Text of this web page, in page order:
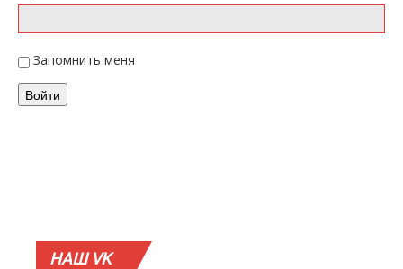
Запомнить меня
Войти
НАШVK